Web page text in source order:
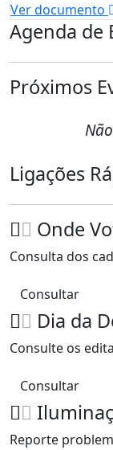
Ver documento
Agenda de
Próximos
Ligações
Onde
Consulta dos
Consultar
Dia da
Consulte os
Consultar
Reporte